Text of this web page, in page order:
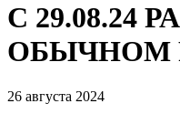
С 29.08.24
ОБЫЧНОМ
26 августа 2024